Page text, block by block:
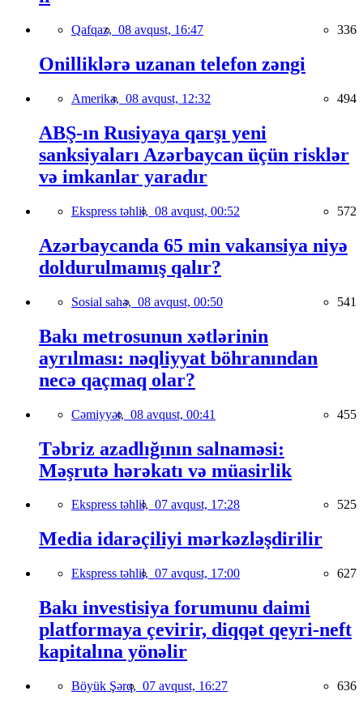
Qafqaz, 08 avqust, 16:47 336
Onilliklərə uzanan telefon zəngi
Amerika, 08 avqust, 12:32 494
ABŞ-ın Rusiyaya qarşı yeni
sanksiyaları Azərbaycan üçün risklər
və imkanlar yaradır
Ekspress təhlil, 08 avqust, 00:52 572
Azərbaycanda 65 min vakansiya niyə
doldurulmamış qalır?
Sosial sahə, 08 avqust, 00:50 541
Bakı metrosunun xətlərinin
ayrılması: nəqliyyat böhranından
necə qaçmaq olar?
Cəmiyyət, 08 avqust, 00:41 455
Təbriz azadlığının salnaməsi:
Məşrutə hərəkatı və müasirlik
Ekspress təhlil, 07 avqust, 17:28 525
Media idarəçiliyi mərkəzləşdirilir
Ekspress təhlil, 07 avqust, 17:00 627
Bakı investisiya forumunu daimi
platformaya çevirir, diqqət qeyri-neft
kapitalına yönəlir
Böyük Şərq, 07 avqust, 16:27 636